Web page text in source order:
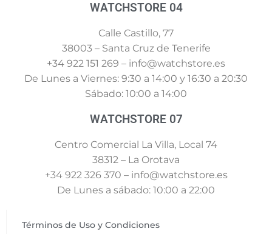
WATCHSTORE 04
Calle Castillo, 77
38003 – Santa Cruz de Tenerife
+34 922 151 269 – info@watchstore.es
De Lunes a Viernes: 9:30 a 14:00 y 16:30 a 20:30
Sábado: 10:00 a 14:00
WATCHSTORE 07
Centro Comercial La Villa, Local 74
38312 – La Orotava
+34 922 326 370 – info@watchstore.es
De Lunes a sábado: 10:00 a 22:00
Términos de Uso y Condiciones